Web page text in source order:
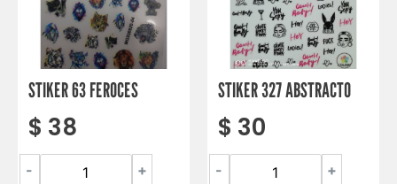
STIKER 63 FEROCES
$ 38
- +
STIKER 327 ABSTRACTO
$ 30
- +